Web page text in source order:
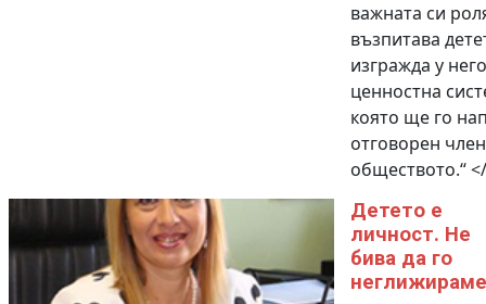
важната си
възпитава
изгражда у него
ценностна
която ще го
отговорен
обществото.“
Детето е
личност. Не
бива да го
неглижираме